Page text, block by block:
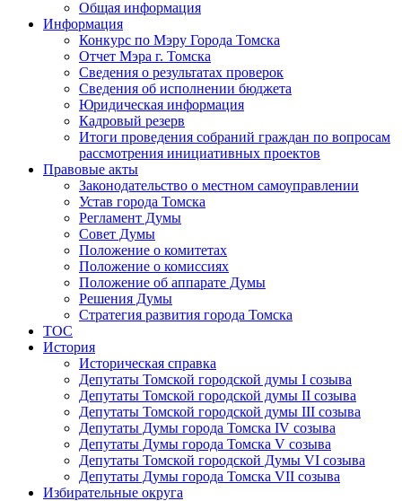
Общая информация
Информация
Конкурс по Мэру Города Томска
Отчет Мэра г. Томска
Сведения о результатах проверок
Сведения об исполнении бюджета
Юридическая информация
Кадровый резерв
Итоги проведения собраний граждан по вопросам
рассмотрения инициативных проектов
Правовые акты
Законодательство о местном самоуправлении
Устав города Томска
Регламент Думы
Совет Думы
Положение о комитетах
Положение о комиссиях
Положение об аппарате Думы
Решения Думы
Стратегия развития города Томска
ТОС
История
Историческая справка
Депутаты Томской городской думы I созыва
Депутаты Томской городской думы II созыва
Депутаты Томской городской думы III созыва
Депутаты Думы города Томска IV созыва
Депутаты Думы города Томска V созыва
Депутаты Томской городской Думы VI созыва
Депутаты Думы города Томска VII созыва
Избирательные округа